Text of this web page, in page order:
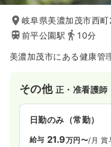
岐阜県美濃加茂市西
前平公園駅
10分
美濃加茂市にある健康管
その他 正・准看護師
日勤のみ（常勤）
給与 21.9万円〜/月 賞